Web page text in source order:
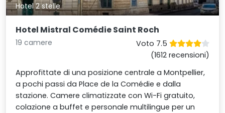
Hotel 2 stelle
Hotel Mistral Comédie Saint Roch
19 camere
Voto 7.5
(1612 recensioni)
Approfittate di una posizione centrale a Montpellier,
a pochi passi da Place de la Comédie e dalla
stazione. Camere climatizzate con Wi-Fi gratuito,
colazione a buffet e personale multilingue per un